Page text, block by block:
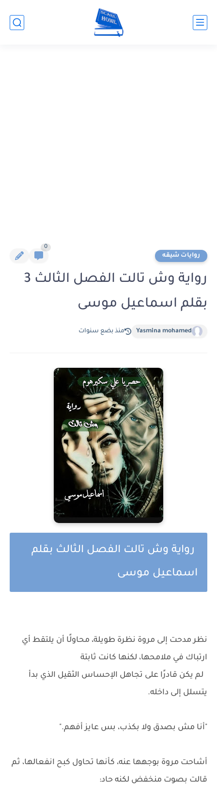
روايات شيقه
0
رواية وش تالت الفصل الثالث 3
بقلم اسماعيل موسى
Yasmina mohamed منذ بضع سنوات
رواية وش تالت الفصل الثالث بقلم
اسماعيل موسى
نظر مدحت إلى مروة نظرة طويلة، محاولًا أن يلتقط أي
ارتباك في ملامحها، لكنها كانت ثابتة
لم يكن قادرًا على تجاهل الإحساس الثقيل الذي بدأ
يتسلل إلى داخله.
"أنا مش بصدق ولا بكذب، بس عايز أفهم."
أشاحت مروة بوجهها عنه، كأنها تحاول كبح انفعالها، ثم
قالت بصوت منخفض لكنه حاد: